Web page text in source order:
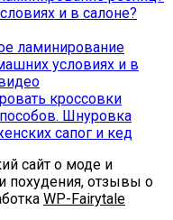
и в салоне?
ламинирование
условиях и в
кроссовки
Шнуровка
сапог и кед
сайт о моде и
похудения, отзывы о
WP-Fairytale